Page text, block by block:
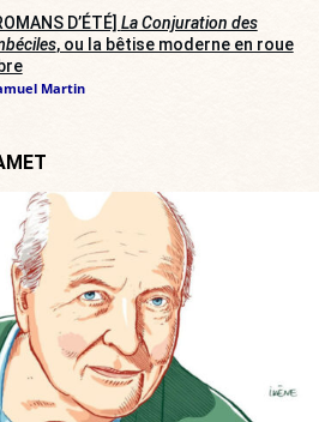
D’ÉTÉ] La Conjuration des
, ou la bêtise moderne en roue
Martin